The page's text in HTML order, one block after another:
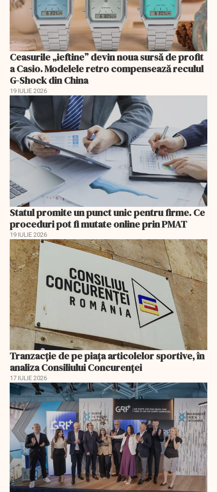
Ceasurile „ieftine” devin noua sursă de profit
a Casio. Modelele retro compensează reculul
G-Shock din China
19 IULIE 2026
Statul promite un punct unic pentru firme. Ce
proceduri pot fi mutate online prin PMAT
19 IULIE 2026
Tranzacție de pe piața articolelor sportive, în
analiza Consiliului Concurenţei
17 IULIE 2026